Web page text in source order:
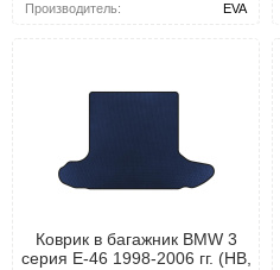
Производитель: EVA
Коврик в багажник BMW 3
серия E-46 1998-2006 гг. (HB,